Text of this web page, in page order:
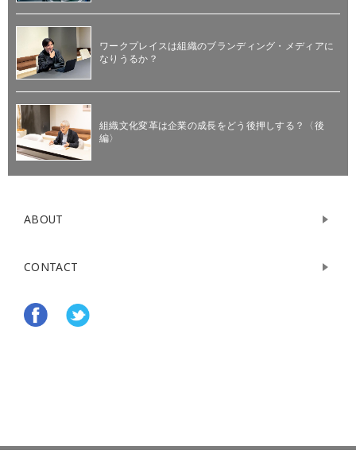
ワークプレイスは組織のブランディング・メディアに
なりうるか？
組織文化変革は企業の成長をどう後押しする？〈後
編〉
ABOUT
CONTACT